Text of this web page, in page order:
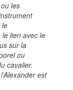
les
le
le lien avec le
sur la
ou
cavalier.
est